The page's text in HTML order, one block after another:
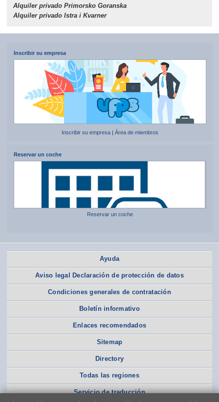
Alquiler privado Primorsko Goranska
Alquiler privado Istra i Kvarner
Inscribir su empresa
Inscribir su empresa| Área de miembros
Reservar un coche
Reservar un coche
Ayuda
Aviso legal Declaración de protección de datos
Condiciones generales de contratación
Boletín informativo
Enlaces recomendados
Sitemap
Directory
Todas las regiones
Servicio de traducción